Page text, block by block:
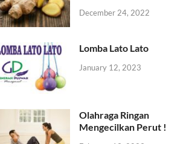
December 24, 2022
Lomba Lato Lato
January 12, 2023
Olahraga Ringan
Mengecilkan Perut !